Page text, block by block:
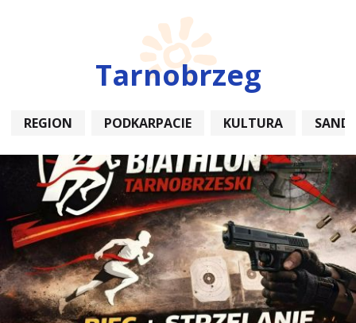
Tarnobrzeg
REGION PODKARPACIE KULTURA